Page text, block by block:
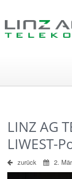
LINZ AG
LIWEST-
zurück 2.